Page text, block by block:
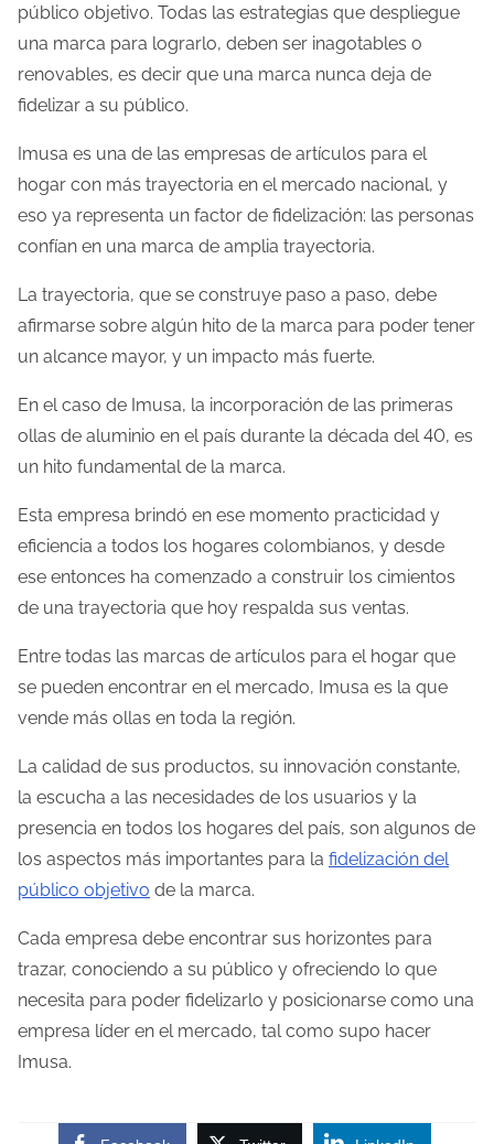
público objetivo. Todas las estrategias que despliegue
una marca para lograrlo, deben ser inagotables o
renovables, es decir que una marca nunca deja de
fidelizar a su público.
Imusa es una de las empresas de artículos para el
hogar con más trayectoria en el mercado nacional, y
eso ya representa un factor de fidelización: las personas
confían en una marca de amplia trayectoria.
La trayectoria, que se construye paso a paso, debe
afirmarse sobre algún hito de la marca para poder tener
un alcance mayor, y un impacto más fuerte.
En el caso de Imusa, la incorporación de las primeras
ollas de aluminio en el país durante la década del 40, es
un hito fundamental de la marca.
Esta empresa brindó en ese momento practicidad y
eficiencia a todos los hogares colombianos, y desde
ese entonces ha comenzado a construir los cimientos
de una trayectoria que hoy respalda sus ventas.
Entre todas las marcas de artículos para el hogar que
se pueden encontrar en el mercado, Imusa es la que
vende más ollas en toda la región.
La calidad de sus productos, su innovación constante,
la escucha a las necesidades de los usuarios y la
presencia en todos los hogares del país, son algunos de
los aspectos más importantes para la fidelización del
público objetivo de la marca.
Cada empresa debe encontrar sus horizontes para
trazar, conociendo a su público y ofreciendo lo que
necesita para poder fidelizarlo y posicionarse como una
empresa líder en el mercado, tal como supo hacer
Imusa.